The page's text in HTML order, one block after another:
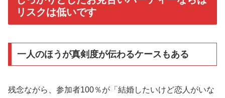
リスクは低いです
一人のほうが真剣度が伝わるケースもある
残念ながら、参加者100％が「結婚したいけど恋人がいな